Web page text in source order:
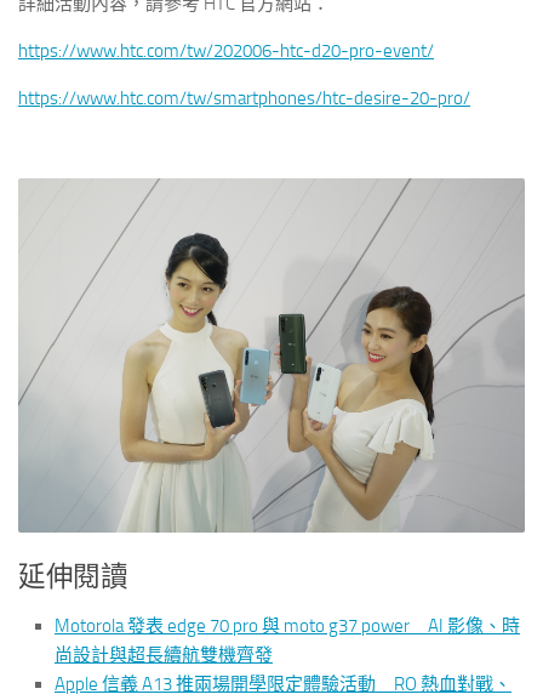
https://www.htc.com/tw/202006-htc-d20-pro-event/
https://www.htc.com/tw/smartphones/htc-desire-20-pro/
延伸閱讀
Motorola 發表 edge 70 pro 與 moto g37 power AI 影像、時
尚設計與超長續航雙機齊發
Apple 信義 A13 推兩場開學限定體驗活動 RO 熱血對戰、